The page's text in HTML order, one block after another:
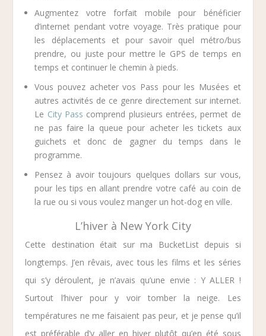
Augmentez votre forfait mobile pour bénéficier
d’internet pendant votre voyage. Très pratique pour
les déplacements et pour savoir quel métro/bus
prendre, ou juste pour mettre le GPS de temps en
temps et continuer le chemin à pieds.
Vous pouvez acheter vos Pass pour les Musées et
autres activités de ce genre directement sur internet.
Le City Pass comprend plusieurs entrées, permet de
ne pas faire la queue pour acheter les tickets aux
guichets et donc de gagner du temps dans le
programme.
Pensez à avoir toujours quelques dollars sur vous,
pour les tips en allant prendre votre café au coin de
la rue ou si vous voulez manger un hot-dog en ville.
L’hiver à New York City
Cette destination était sur ma BucketList depuis si
longtemps. J’en rêvais, avec tous les films et les séries
qui s’y déroulent, je n’avais qu’une envie : Y ALLER !
Surtout l’hiver pour y voir tomber la neige. Les
températures ne me faisaient pas peur, et je pense qu’il
est préférable d’y aller en hiver plutôt qu’en été sous